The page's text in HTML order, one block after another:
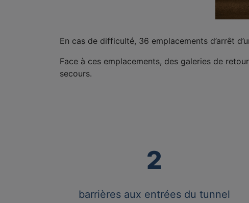
En cas de difficulté, 36 emplacements d’arrêt
Face à ces emplacements, des galeries de
secours.
2
barrières aux entrées du tunnel